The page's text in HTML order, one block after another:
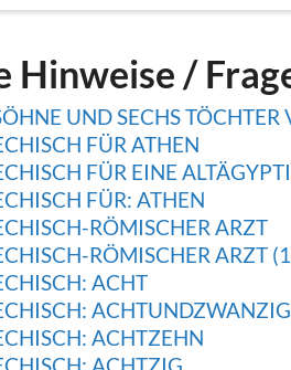
Hinweise /
UND SECHS
FÜR ATHEN
FÜR EINE
FÜR: ATHEN
RÖMISCHER ARZT
RÖMISCHER ARZT
ACHT
ACHTUNDZWANZIG
ACHTZEHN